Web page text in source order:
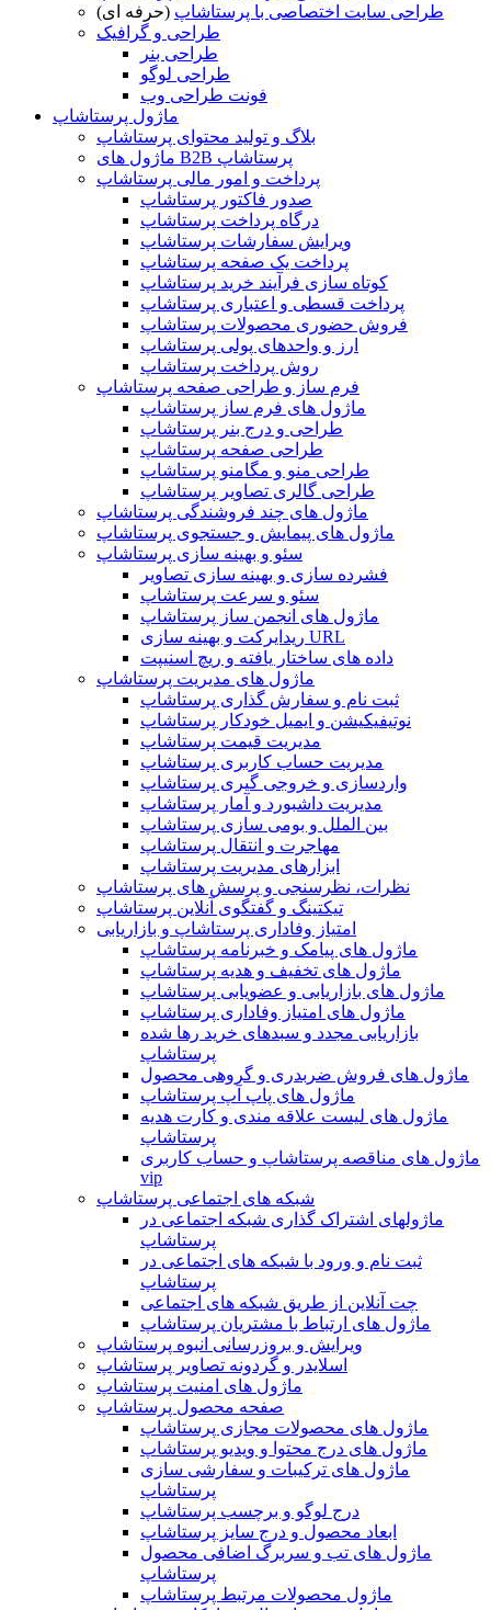
طراحی سایت اختصاصی با پرستاشاپ (حرفه ای)
طراحی و گرافیک
طراحی بنر
طراحی لوگو
فونت طراحی وب
ماژول پرستاشاپ
بلاگ و تولید محتوای پرستاشاپ
ماژول های B2B پرستاشاپ
پرداخت و امور مالی پرستاشاپ
صدور فاکتور پرستاشاپ
درگاه پرداخت پرستاشاپ
ویرایش سفارشات پرستاشاپ
پرداخت یک صفحه پرستاشاپ
کوتاه سازی فرآیند خرید پرستاشاپ
پرداخت قسطی و اعتباری پرستاشاپ
فروش حضوری محصولات پرستاشاپ
ارز و واحدهای پولی پرستاشاپ
روش پرداخت پرستاشاپ
فرم ساز و طراحی صفحه پرستاشاپ
ماژول های فرم ساز پرستاشاپ
طراحی و درج بنر پرستاشاپ
طراحی صفحه پرستاشاپ
طراحی منو و مگامنو پرستاشاپ
طراحی گالری تصاویر پرستاشاپ
ماژول های چند فروشندگی پرستاشاپ
ماژول های پیمایش و جستجوی پرستاشاپ
سئو و بهینه سازی پرستاشاپ
فشرده سازی و بهینه سازی تصاویر
سئو و سرعت پرستاشاپ
ماژول های انجمن ساز پرستاشاپ
ریدایرکت و بهینه سازی URL
داده های ساختار یافته و ریچ اسنیپت
ماژول های مدیریت پرستاشاپ
ثبت نام و سفارش گذاری پرستاشاپ
نوتیفیکیشن و ایمیل خودکار پرستاشاپ
مدیریت قیمت پرستاشاپ
مدیریت حساب کاربری پرستاشاپ
واردسازی و خروجی گیری پرستاشاپ
مدیریت داشبورد و آمار پرستاشاپ
بین الملل و بومی سازی پرستاشاپ
مهاجرت و انتقال پرستاشاپ
ابزارهای مدیریت پرستاشاپ
نظرات، نظرسنجی و پرسش های پرستاشاپ
تیکتینگ و گفتگوی آنلاین پرستاشاپ
امتیاز وفاداری پرستاشاپ و بازاریابی
ماژول های پیامک و خبرنامه پرستاشاپ
ماژول های تخفیف و هدیه پرستاشاپ
ماژول های بازاریابی و عضویابی پرستاشاپ
ماژول های امتیاز وفاداری پرستاشاپ
بازاریابی مجدد و سبدهای خرید رها شده
پرستاشاپ
ماژول های فروش ضربدری و گروهی محصول
ماژول های پاپ آپ پرستاشاپ
ماژول های لیست علاقه مندی و کارت هدیه
پرستاشاپ
ماژول های مناقصه پرستاشاپ و حساب کاربری
vip
شبکه های اجتماعی پرستاشاپ
ماژولهای اشتراک‌ گذاری شبکه اجتماعی در
پرستاشاپ
ثبت نام و ورود با شبکه های اجتماعی در
پرستاشاپ
چت آنلاین از طریق شبکه های اجتماعی
ماژول های ارتباط با مشتریان پرستاشاپ
ویرایش و بروزرسانی انبوه پرستاشاپ
اسلایدر و گردونه تصاویر پرستاشاپ
ماژول های امنیت پرستاشاپ
صفحه محصول پرستاشاپ
ماژول های محصولات مجازی پرستاشاپ
ماژول های درج محتوا و ویدیو پرستاشاپ
ماژول های ترکیبات و سفارشی سازی
پرستاشاپ
درج لوگو و برچسب پرستاشاپ
ابعاد محصول و درج سایز پرستاشاپ
ماژول های تب و سربرگ اضافی محصول
پرستاشاپ
ماژول محصولات مرتبط پرستاشاپ